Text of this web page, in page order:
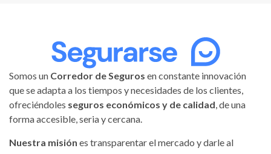
Somos un Corredor de Seguros en constante innovación
que se adapta a los tiempos y necesidades de los clientes,
ofreciéndoles seguros económicos y de calidad, de una
forma accesible, seria y cercana.
Nuestra misión es transparentar el mercado y darle al